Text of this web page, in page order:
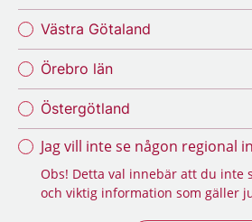
Västra Götaland
Örebro län
Östergötland
Jag vill inte se någon regional
Obs! Detta val innebär att du inte
och viktig information som gäller